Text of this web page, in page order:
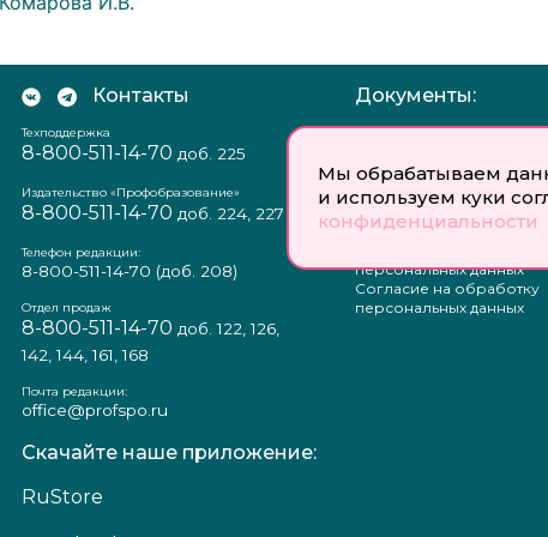
Мы обрабатываем
и используем куки
конфиденциальности
Контакты
Техподдержка
8-800-511-14-70 доб. 225
Издательство «Профобразование»
8-800-511-14-70 доб. 224, 227
Телефон редакции:
8-800-511-14-70 (доб. 208)
Отдел продаж
8-800-511-14-70 доб. 122, 126,
142, 144, 161, 168
Почта редакции:
office@profspo.ru
Скачайте наше приложение:
RuStore
Документы:
Отзыв согласия на
Пользовательское
соглашение
Политика
конфиденциальности
персональных данных
Согласие на обработку
персональных данных